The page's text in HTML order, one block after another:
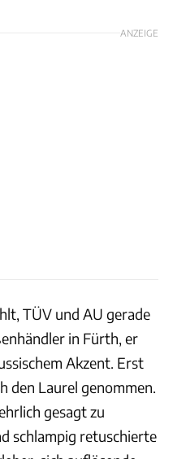
ANZEIGE
TÜV und AU gerade
in Fürth, er
Akzent. Erst
den Laurel genommen.
gesagt zu
schlampig retuschierte